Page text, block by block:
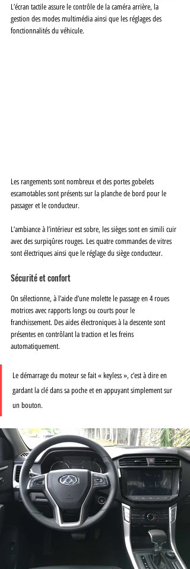
L’écran tactile assure le contrôle de la caméra arrière, la
gestion des modes multimédia ainsi que les réglages des
fonctionnalités du véhicule.
Les rangements sont nombreux et des portes gobelets
escamotables sont présents sur la planche de bord pour le
passager et le conducteur.
L’ambiance à l’intérieur est sobre, les sièges sont en simili cuir
avec des surpiqûres rouges. Les quatre commandes de vitres
sont électriques ainsi que le réglage du siège conducteur.
Sécurité et confort
On sélectionne, à l’aide d’une molette le passage en 4 roues
motrices avec rapports longs ou courts pour le
franchissement. Des aides électroniques à la descente sont
présentes en contrôlant la traction et les freins
automatiquement.
Le démarrage du moteur se fait « keyless », c’est à dire en
gardant la clé dans sa poche et en appuyant simplement sur
un bouton.